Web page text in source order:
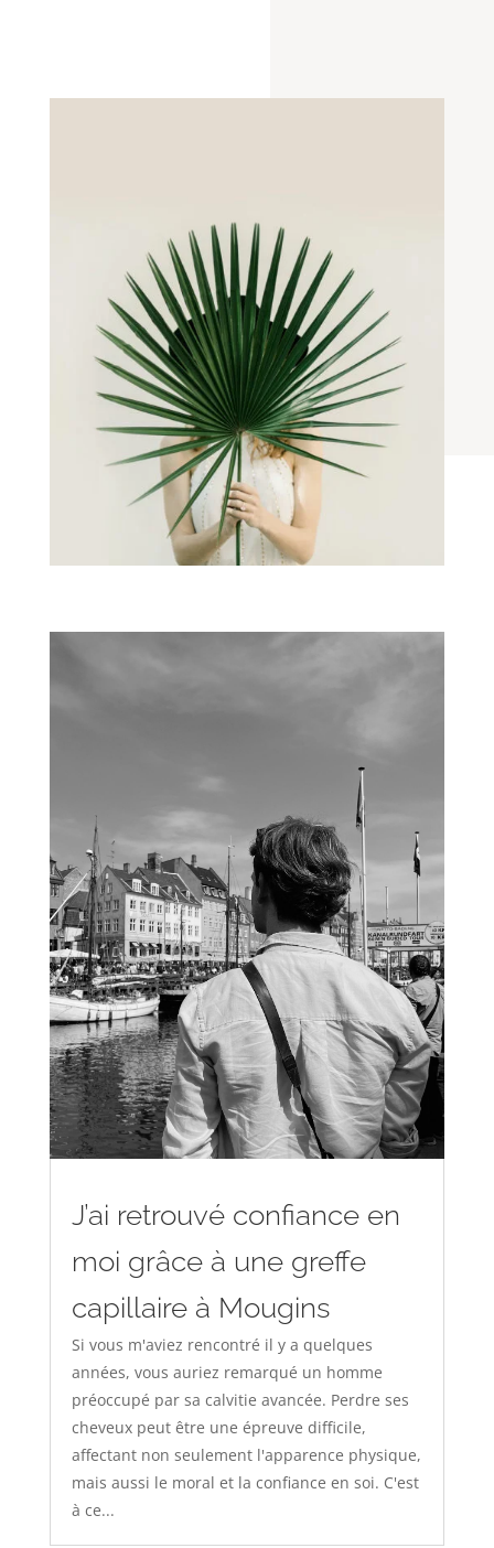
J’ai retrouvé confiance en
moi grâce à une greffe
capillaire à Mougins
Si vous m'aviez rencontré il y a quelques
années, vous auriez remarqué un homme
préoccupé par sa calvitie avancée. Perdre ses
cheveux peut être une épreuve difficile,
affectant non seulement l'apparence physique,
mais aussi le moral et la confiance en soi. C'est
à ce...